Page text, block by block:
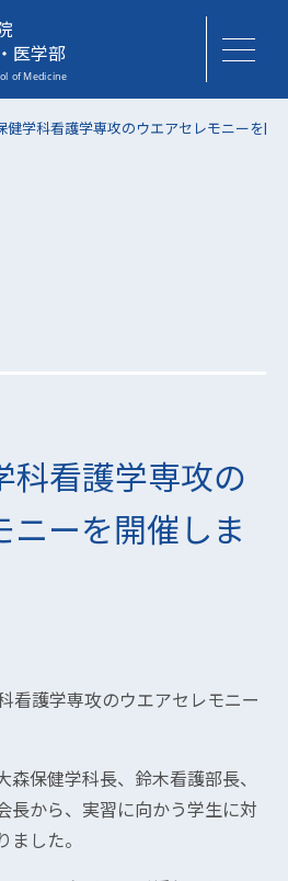
医学部
健学科看護学専攻のウエアセレモニーを開
科看護学専攻の
ニーを開催しま
看護学専攻のウエアセレモニー
保健学科長、鈴木看護部長、
長から、実習に向かう学生に対
した。